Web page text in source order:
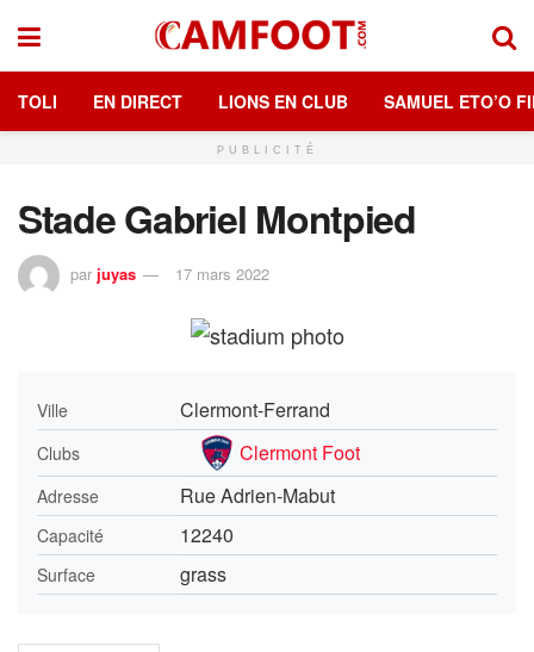
TOLI EN DIRECT LIONS EN CLUB SAMUEL ETO’O
PUBLICITÉ
Stade Gabriel Montpied
par juyas 17 mars 2022
Ville Clermont-Ferrand
Clubs Clermont Foot
Adresse Rue Adrien-Mabut
Capacité 12240
Surface grass